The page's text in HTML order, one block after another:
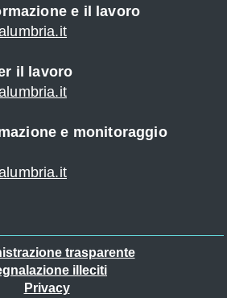
e il lavoro
il lavoro
e monitoraggio
trasparente
illeciti
Privacy